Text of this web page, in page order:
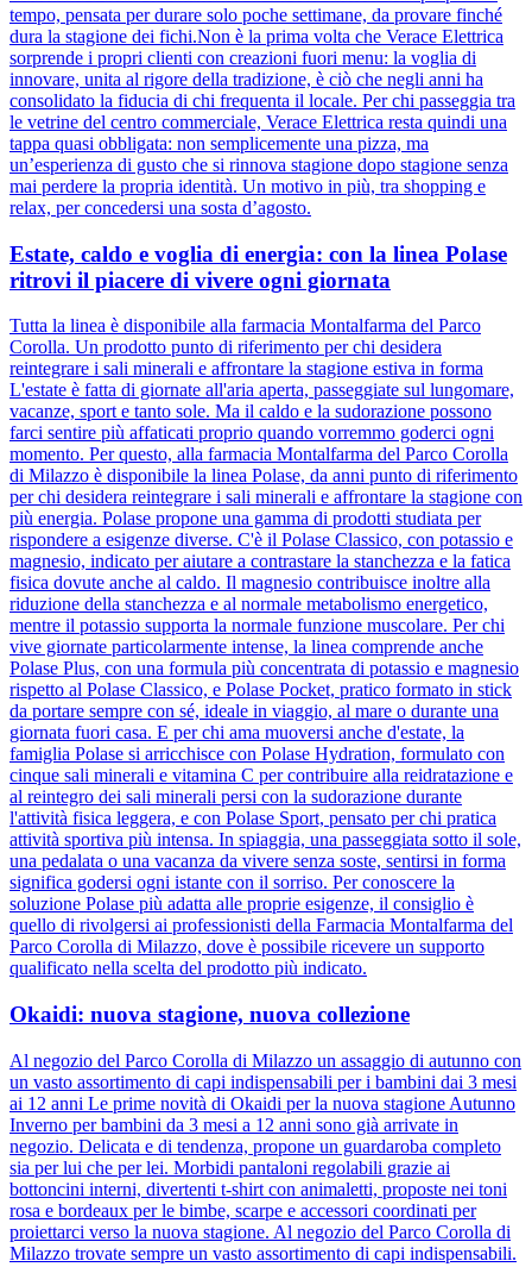
tempo, pensata per durare solo poche settimane, da provare finché
dura la stagione dei fichi.Non è la prima volta che Verace Elettrica
sorprende i propri clienti con creazioni fuori menu: la voglia di
innovare, unita al rigore della tradizione, è ciò che negli anni ha
consolidato la fiducia di chi frequenta il locale. Per chi passeggia tra
le vetrine del centro commerciale, Verace Elettrica resta quindi una
tappa quasi obbligata: non semplicemente una pizza, ma
un’esperienza di gusto che si rinnova stagione dopo stagione senza
mai perdere la propria identità. Un motivo in più, tra shopping e
relax, per concedersi una sosta d’agosto.
Estate, caldo e voglia di energia: con la linea Polase
ritrovi il piacere di vivere ogni giornata
Tutta la linea è disponibile alla farmacia Montalfarma del Parco
Corolla. Un prodotto punto di riferimento per chi desidera
reintegrare i sali minerali e affrontare la stagione estiva in forma
L'estate è fatta di giornate all'aria aperta, passeggiate sul lungomare,
vacanze, sport e tanto sole. Ma il caldo e la sudorazione possono
farci sentire più affaticati proprio quando vorremmo goderci ogni
momento. Per questo, alla farmacia Montalfarma del Parco Corolla
di Milazzo è disponibile la linea Polase, da anni punto di riferimento
per chi desidera reintegrare i sali minerali e affrontare la stagione con
più energia. Polase propone una gamma di prodotti studiata per
rispondere a esigenze diverse. C'è il Polase Classico, con potassio e
magnesio, indicato per aiutare a contrastare la stanchezza e la fatica
fisica dovute anche al caldo. Il magnesio contribuisce inoltre alla
riduzione della stanchezza e al normale metabolismo energetico,
mentre il potassio supporta la normale funzione muscolare. Per chi
vive giornate particolarmente intense, la linea comprende anche
Polase Plus, con una formula più concentrata di potassio e magnesio
rispetto al Polase Classico, e Polase Pocket, pratico formato in stick
da portare sempre con sé, ideale in viaggio, al mare o durante una
giornata fuori casa. E per chi ama muoversi anche d'estate, la
famiglia Polase si arricchisce con Polase Hydration, formulato con
cinque sali minerali e vitamina C per contribuire alla reidratazione e
al reintegro dei sali minerali persi con la sudorazione durante
l'attività fisica leggera, e con Polase Sport, pensato per chi pratica
attività sportiva più intensa. In spiaggia, una passeggiata sotto il sole,
una pedalata o una vacanza da vivere senza soste, sentirsi in forma
significa godersi ogni istante con il sorriso. Per conoscere la
soluzione Polase più adatta alle proprie esigenze, il consiglio è
quello di rivolgersi ai professionisti della Farmacia Montalfarma del
Parco Corolla di Milazzo, dove è possibile ricevere un supporto
qualificato nella scelta del prodotto più indicato.
Okaidi: nuova stagione, nuova collezione
Al negozio del Parco Corolla di Milazzo un assaggio di autunno con
un vasto assortimento di capi indispensabili per i bambini dai 3 mesi
ai 12 anni Le prime novità di Okaidi per la nuova stagione Autunno
Inverno per bambini da 3 mesi a 12 anni sono già arrivate in
negozio. Delicata e di tendenza, propone un guardaroba completo
sia per lui che per lei. Morbidi pantaloni regolabili grazie ai
bottoncini interni, divertenti t-shirt con animaletti, proposte nei toni
rosa e bordeaux per le bimbe, scarpe e accessori coordinati per
proiettarci verso la nuova stagione. Al negozio del Parco Corolla di
Milazzo trovate sempre un vasto assortimento di capi indispensabili.